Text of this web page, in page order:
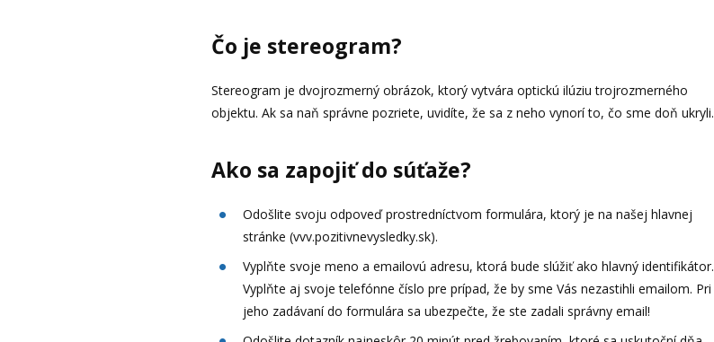
Čo je stereogram?
Stereogram je dvojrozmerný obrázok, ktorý vytvára optickú ilúziu trojrozmerného
objektu. Ak sa naň správne pozriete, uvidíte, že sa z neho vynorí to, čo sme doň ukryli.
Ako sa zapojiť do súťaže?
Odošlite svoju odpoveď prostredníctvom formulára, ktorý je na našej hlavnej
stránke (vvv.pozitivnevysledky.sk).
Vyplňte svoje meno a emailovú adresu, ktorá bude slúžiť ako hlavný identifikátor.
Vyplňte aj svoje telefónne číslo pre prípad, že by sme Vás nezastihli emailom. Pri
jeho zadávaní do formulára sa ubezpečte, že ste zadali správny email!